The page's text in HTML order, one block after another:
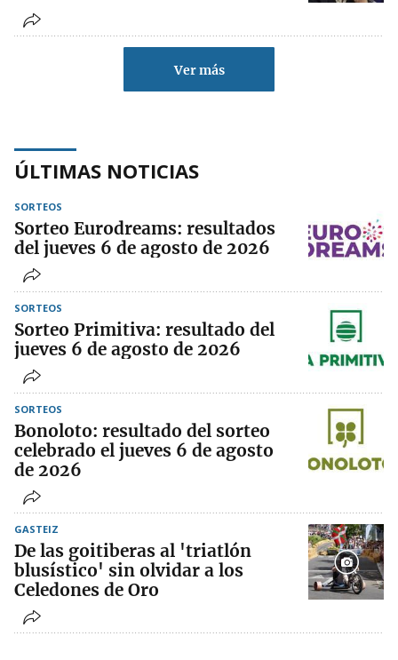
Ver más
ÚLTIMAS NOTICIAS
SORTEOS
Sorteo Eurodreams: resultados
del jueves 6 de agosto de 2026
SORTEOS
Sorteo Primitiva: resultado del
jueves 6 de agosto de 2026
SORTEOS
Bonoloto: resultado del sorteo
celebrado el jueves 6 de agosto
de 2026
GASTEIZ
De las goitiberas al 'triatlón
blusístico' sin olvidar a los
Celedones de Oro